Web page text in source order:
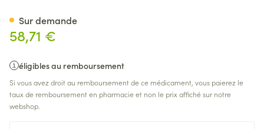
58,71 €
éligibles au remboursement
Si vous avez droit au remboursement de ce médicament, vous paierez le
taux de remboursement en pharmacie et non le prix affiché sur notre
webshop.
Sur demande